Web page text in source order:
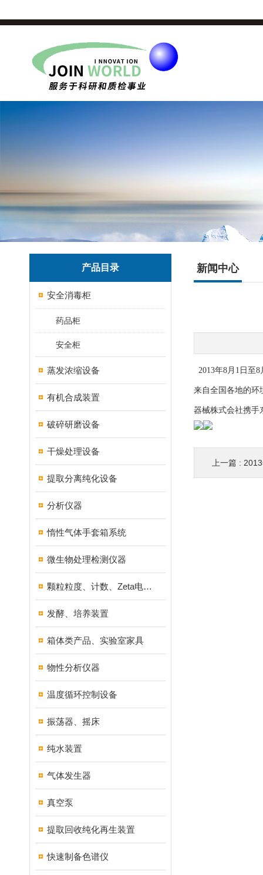
产品目录
安全消毒柜
药品柜
安全柜
蒸发浓缩设备
有机合成装置
破碎研磨设备
干燥处理设备
提取分离纯化设备
分析仪器
惰性气体手套箱系统
微生物处理检测仪器
颗粒粒度、计数、Zeta电位分析仪器
发酵、培养装置
箱体类产品、实验室家具
物性分析仪器
温度循环控制设备
振荡器、摇床
纯水装置
气体发生器
真空泵
提取回收纯化再生装置
快速制备色谱仪
新闻中心
2013年8月 1 日 至8
来自全国各地的环
器械株式会社携手
上一篇 :